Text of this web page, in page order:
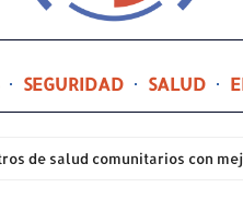
SEGURIDAD SALUD